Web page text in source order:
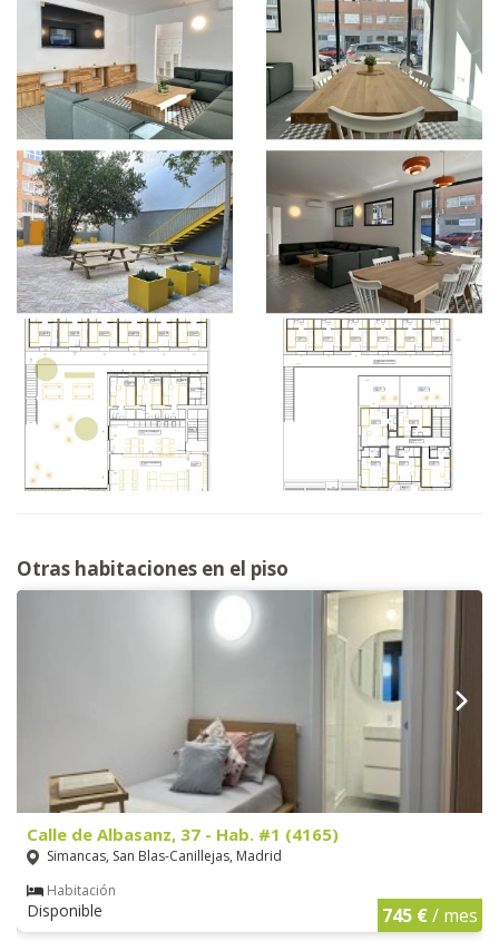
Otras habitaciones en el piso
Calle de Albasanz, 37 - Hab. #1 (4165)
Simancas, San Blas-Canillejas, Madrid
Habitación
Disponible 745 €/ mes